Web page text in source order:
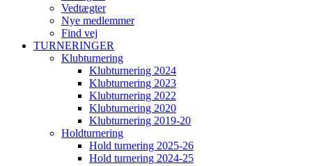
Vedtægter
Nye medlemmer
Find vej
TURNERINGER
Klubturnering
Klubturnering 2024
Klubturnering 2023
Klubturnering 2022
Klubturnering 2020
Klubturnering 2019-20
Holdturnering
Hold turnering 2025-26
Hold turnering 2024-25